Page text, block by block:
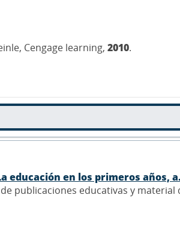
Cengage learning, 2010.
educación en los primeros años,
publicaciones educativas y material